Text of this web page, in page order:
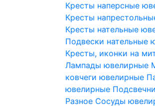
Кресты наперсные
Кресты
Кресты нательные
Подвески нательные
Кресты, иконки на
Лампады ювелирные
ковчеги ювелирные
ювелирные
Разное Сосуды